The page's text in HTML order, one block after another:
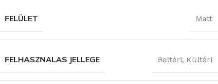
FELÜLET Matt
FELHASZNALAS JELLEGE Beltéri, Kültéri